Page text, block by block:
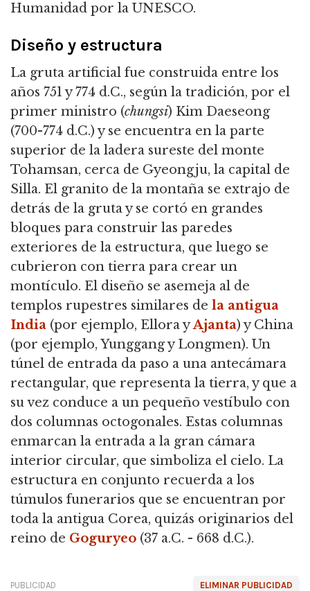
Humanidad por la UNESCO.
Diseño y estructura
La gruta artificial fue construida entre los
años 751 y 774 d.C., según la tradición, por el
primer ministro (chungsi) Kim Daeseong
(700-774 d.C.)y se encuentra en la parte
superior de la ladera sureste del monte
Tohamsan, cerca de Gyeongju, la capital de
Silla. El granito de la montaña se extrajo de
detrás de la gruta y se cortó en grandes
bloques para construir las paredes
exteriores de la estructura, que luego se
cubrieron con tierra para crear un
montículo. El diseño se asemeja al de
templos rupestres similares de la antigua
India (por ejemplo, Ellora yAjanta) y China
(por ejemplo, Yunggang y Longmen). Un
túnel de entrada da paso a una antecámara
rectangular, que representa la tierra, y que a
su vez conduce a un pequeño vestíbulo con
dos columnas octogonales. Estas columnas
enmarcan la entrada a la gran cámara
interior circular, que simboliza el cielo. La
estructura en conjunto recuerda a los
túmulos funerarios que se encuentran por
toda la antigua Corea, quizás originarios del
reino de Goguryeo (37 a.C. - 668 d.C.).
ELIMINAR PUBLICIDAD
PUBLICIDAD